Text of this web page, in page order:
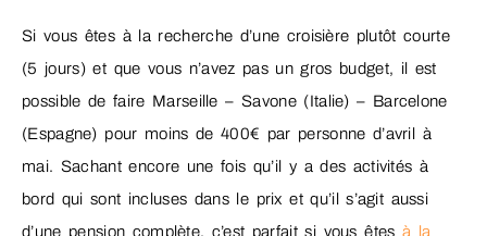
Si vous êtes à la recherche d’une croisière plutôt courte
(5 jours) et que vous n’avez pas un gros budget, il est
possible de faire Marseille – Savone (Italie) – Barcelone
(Espagne) pour moins de 400€ par personne d’avril à
mai. Sachant encore une fois qu’il y a des activités à
bord qui sont incluses dans le prix et qu’il s’agit aussi
d’une pension complète, c’est parfait si vous êtes à la